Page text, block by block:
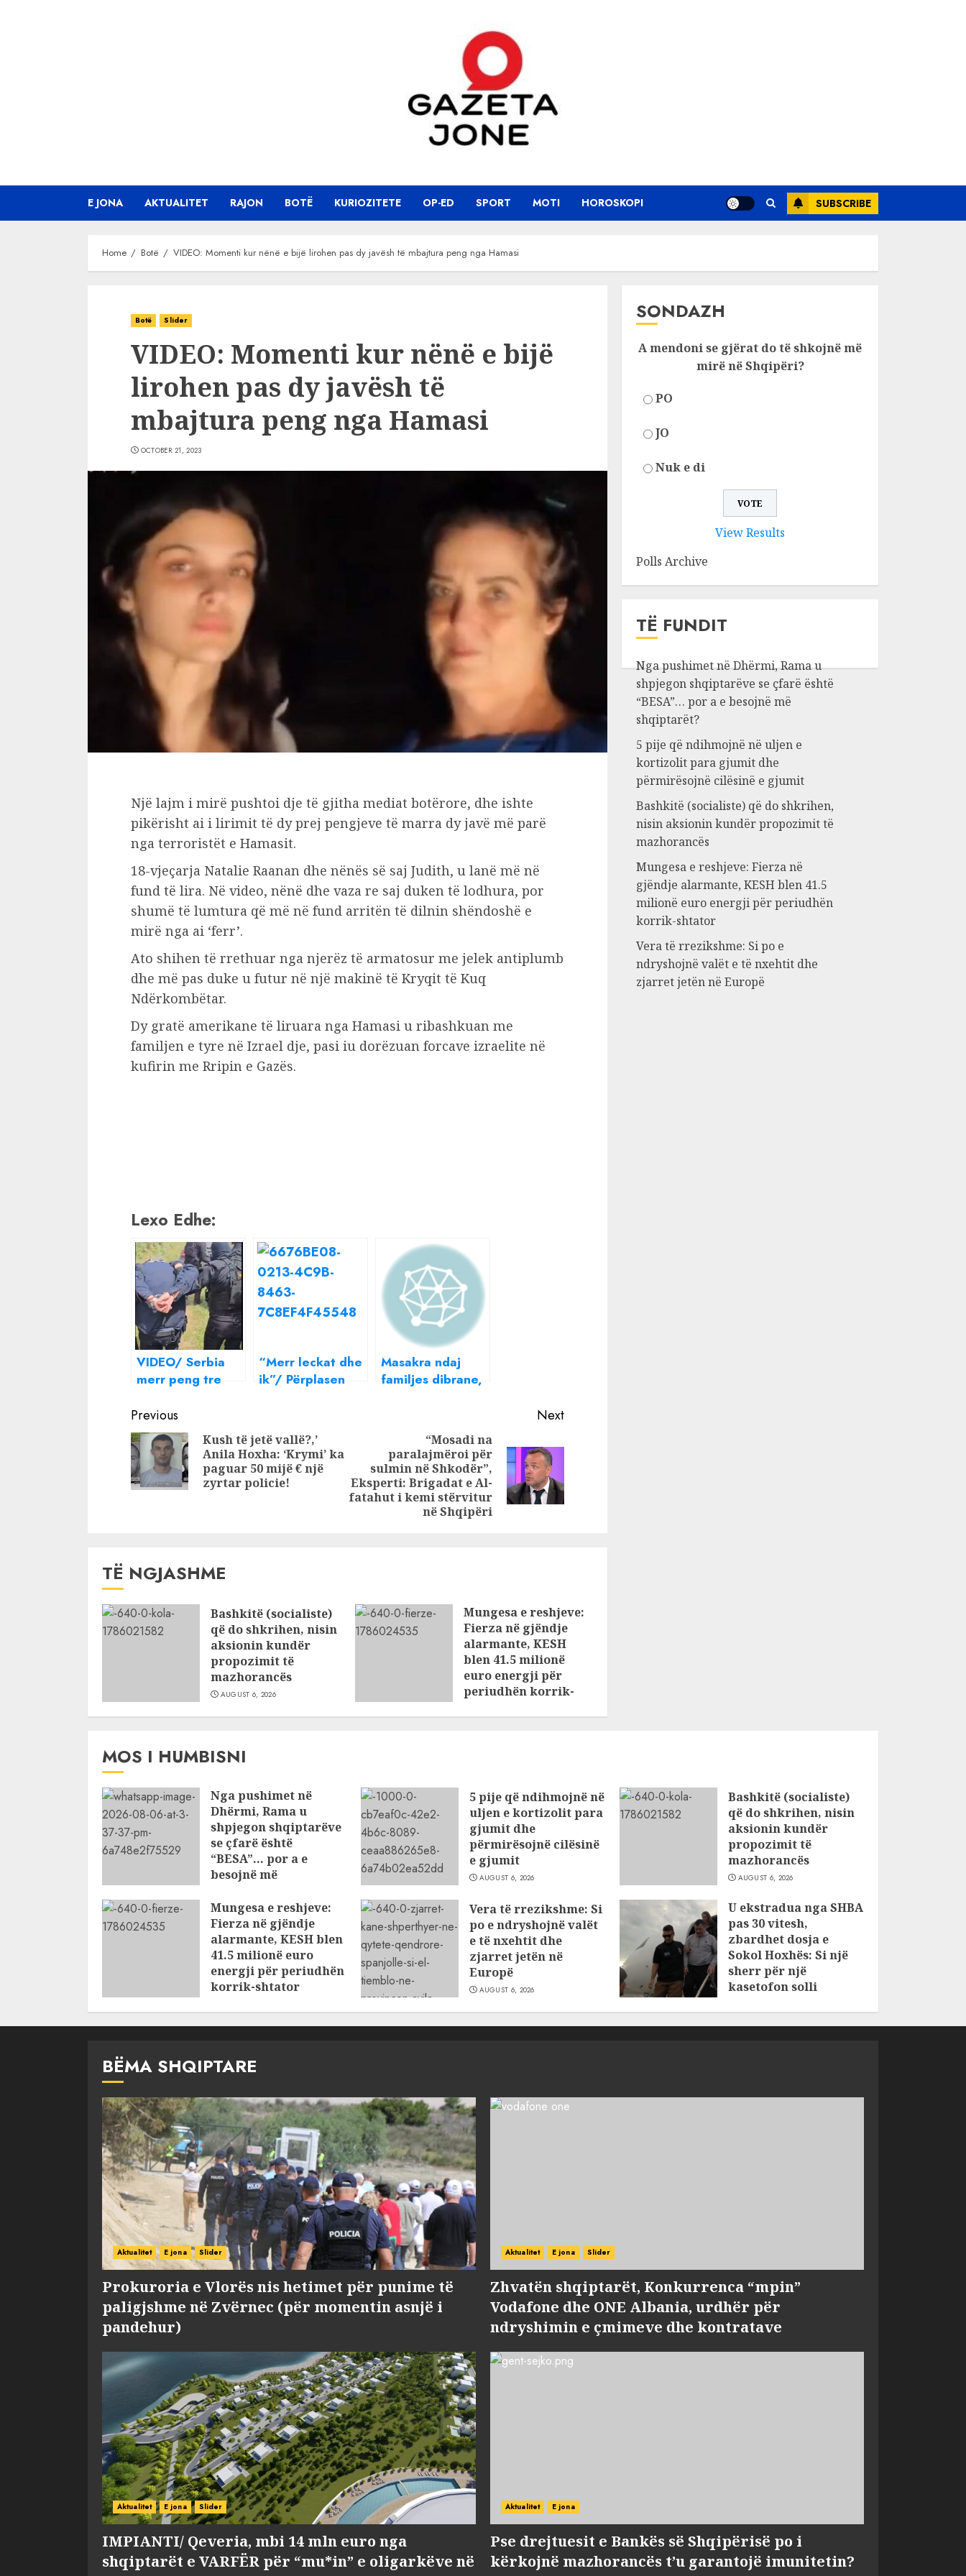
E JONA AKTUALITET RAJON BOTË KURIOZITETE OP-ED SPORT MOTI HOROSKOPI SUBSCRIBE
Home Botë VIDEO: Momenti kur nënë e bijë lirohen pas dy javësh të mbajtura peng nga Hamasi
Botë Slider
VIDEO: Momenti kur nënë e bijë
lirohen pas dy javësh të
mbajtura peng nga Hamasi
OCTOBER 21, 2023
Një lajm i mirë pushtoi dje të gjitha mediat botërore, dhe ishte
pikërisht ai i lirimit të dy prej pengjeve të marra dy javë më parë
nga terroristët e Hamasit.
18-vjeçarja Natalie Raanan dhe nënës së saj Judith, u lanë më në
fund të lira. Në video, nënë dhe vaza re saj duken të lodhura, por
shumë të lumtura që më në fund arritën të dilnin shëndoshë e
mirë nga ai ‘ferr’.
Ato shihen të rrethuar nga njerëz të armatosur me jelek antiplumb
dhe më pas duke u futur në një makinë të Kryqit të Kuq
Ndërkombëtar.
Dy gratë amerikane të liruara nga Hamasi u ribashkuan me
familjen e tyre në Izrael dje, pasi iu dorëzuan forcave izraelite në
kufirin me Rripin e Gazës.
Lexo Edhe:
VIDEO/ Serbia
merr peng tre
Kosovës, del
momenti i
rrëmbimit
“Merr leckat dhe
ik”/ Përplasen
do ma ngecësh?!
Më del shkuma
në atë shtëpi…
Masakra ndaj
familjes dibrane,
tre të plagosur
Continue
Reading
Previous
Previous
post:
Kush të jetë vallë?,’
Anila Hoxha: ‘Krymi’ ka
paguar 50 mijë € një
zyrtar policie!
Next
Next
post:
“Mosadi na
paralajmëroi për
sulmin në Shkodër”,
Eksperti: Brigadat e Al-
fatahut i kemi stërvitur
në Shqipëri
TË NGJASHME
Bashkitë (socialiste)
që do shkrihen, nisin
aksionin kundër
propozimit të
mazhorancës
AUGUST 6, 2026
Mungesa e reshjeve:
Fierza në gjëndje
alarmante, KESH
blen 41.5 milionë
euro energji për
periudhën korrik-
SONDAZH
A mendoni se gjërat do të shkojnë më
mirë në Shqipëri?
PO
JO
Nuk e di
View Results
Polls Archive
TË FUNDIT
Nga pushimet në Dhërmi, Rama u
shpjegon shqiptarëve se çfarë është
“BESA”… por a e besojnë më
shqiptarët?
5 pije që ndihmojnë në uljen e
kortizolit para gjumit dhe
përmirësojnë cilësinë e gjumit
Bashkitë (socialiste) që do shkrihen,
nisin aksionin kundër propozimit të
mazhorancës
Mungesa e reshjeve: Fierza në
gjëndje alarmante, KESH blen 41.5
milionë euro energji për periudhën
korrik-shtator
Vera të rrezikshme: Si po e
ndryshojnë valët e të nxehtit dhe
zjarret jetën në Europë
MOS I HUMBISNI
Nga pushimet në
Dhërmi, Rama u
shpjegon shqiptarëve
se çfarë është
“BESA”… por a e
besojnë më
AUGUST 6, 2026
5 pije që ndihmojnë në
uljen e kortizolit para
gjumit dhe
përmirësojnë cilësinë
e gjumit
AUGUST 6, 2026
Bashkitë (socialiste)
që do shkrihen, nisin
aksionin kundër
propozimit të
mazhorancës
AUGUST 6, 2026
Mungesa e reshjeve:
Fierza në gjëndje
alarmante, KESH blen
41.5 milionë euro
energji për periudhën
korrik-shtator
Vera të rrezikshme: Si
po e ndryshojnë valët
e të nxehtit dhe
zjarret jetën në
Europë
AUGUST 6, 2026
U ekstradua nga SHBA
pas 30 vitesh,
zbardhet dosja e
Sokol Hoxhës: Si një
sherr për një
kasetofon solli
BËMA SHQIPTARE
Aktualitet E jona Slider
Prokuroria e Vlorës nis hetimet për punime të
paligjshme në Zvërnec (për momentin asnjë i
pandehur)
Aktualitet E jona Slider
Zhvatën shqiptarët, Konkurrenca “mpin”
Vodafone dhe ONE Albania, urdhër për
ndryshimin e çmimeve dhe kontratave
Aktualitet E jona Slider
IMPIANTI/ Qeveria, mbi 14 mln euro nga
shqiptarët e VARFËR për “mu*in” e oligarkëve në
Aktualitet E jona
Pse drejtuesit e Bankës së Shqipërisë po i
kërkojnë mazhorancës t’u garantojë imunitetin?